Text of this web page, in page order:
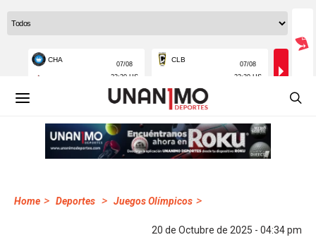
Home > Deportes > Juegos Olímpicos >
20 de Octubre de 2025 - 04:34 pm